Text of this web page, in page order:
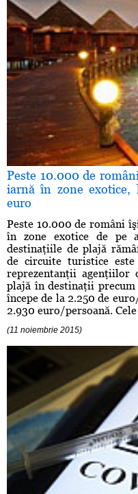
Peste 10.000 de
iarnă în zone exotice,
euro
Peste 10.000 de români
în zone exotice de pe
destinaţiile de plajă
de circuite turistice este
reprezentanţii
plajă în destinaţii precum
începe de la 2.250 de
2.930 euro/persoană.
(11 noiembrie 2015)